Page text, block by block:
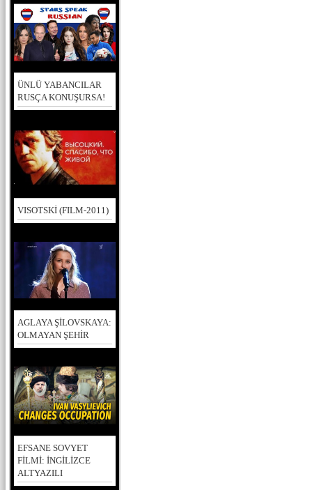
ÜNLÜ YABANCILAR
RUSÇA KONUŞURSA!
VISOTSKİ (FILM-2011)
AGLAYA ŞİLOVSKAYA:
OLMAYAN ŞEHİR
EFSANE SOVYET
FİLMİ: İNGİLİZCE
ALTYAZILI